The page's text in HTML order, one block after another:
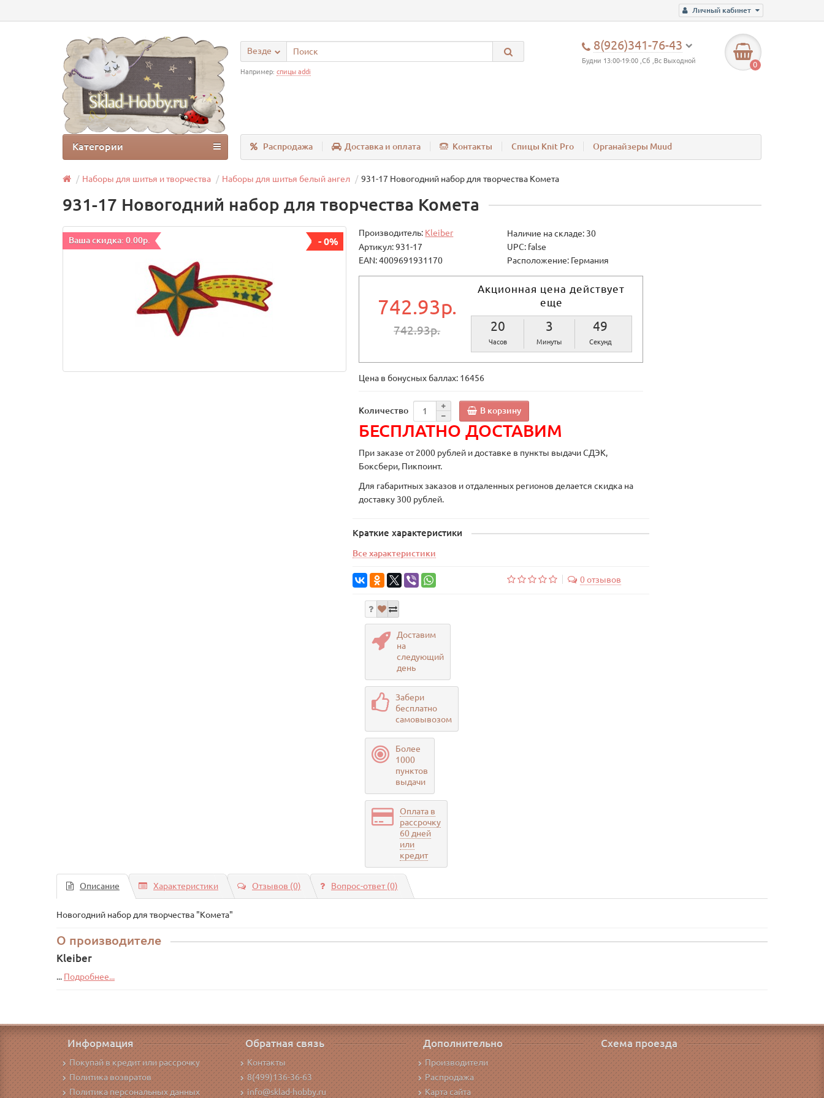
Личный кабинет
8(926)341-76-43
Будни 13:00-19:00 ,Сб ,Вс Выходной 0
Везде
Например: спицы addi
Распродажа Доставка и оплата Контакты Спицы Knit Pro Органайзеры Muud
Категории
Наборы для шитья и творчества Наборы для шитья белый ангел 931-17 Новогодний набор для творчества Комета
931-17 Новогодний набор для творчества Комета
Ваша скидка: 0.00р. - 0%
Производитель: Kleiber
Наличие на складе: 30
Артикул: 931-17
UPC: false
EAN: 4009691931170
Расположение: Германия
742.93р.
742.93р.
Акционная цена действует
еще
20
Часов
3
Минуты
48
Секунд
Цена в бонусных баллах: 16456
Количество В корзину
БЕСПЛАТНО ДОСТАВИМ
При заказе от 2000 рублей и доставке в пункты выдачи СДЭК,
Боксбери, Пикпоинт.
Для габаритных заказов и отдаленных регионов делается скидка на
доставку 300 рублей.
Краткие характеристики
Все характеристики
0 отзывов
Доставим
на
следующий
день
Забери
бесплатно
самовывозом
Более
1000
пунктов
выдачи
Оплата в
рассрочку
60 дней
или
кредит
Описание Характеристики Отзывов (0) Вопрос-ответ(0)
Новогодний набор для творчества "Комета"
О производителе
Kleiber
... Подробнее...
Информация
Покупай в кредит или рассрочку
Политика возвратов
Политика персональных данных
Обратная связь
Контакты
8(499)136-36-63
info@sklad-hobby.ru
Дополнительно
Производители
Распродажа
Карта сайта
Схема проезда